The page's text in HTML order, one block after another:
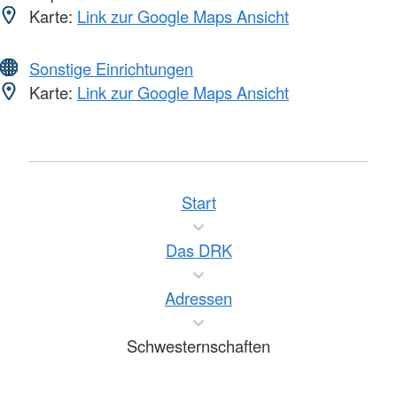
Karte: Link zur Google Maps Ansicht
Sonstige Einrichtungen
Karte: Link zur Google Maps Ansicht
Start
Das DRK
Adressen
Schwesternschaften